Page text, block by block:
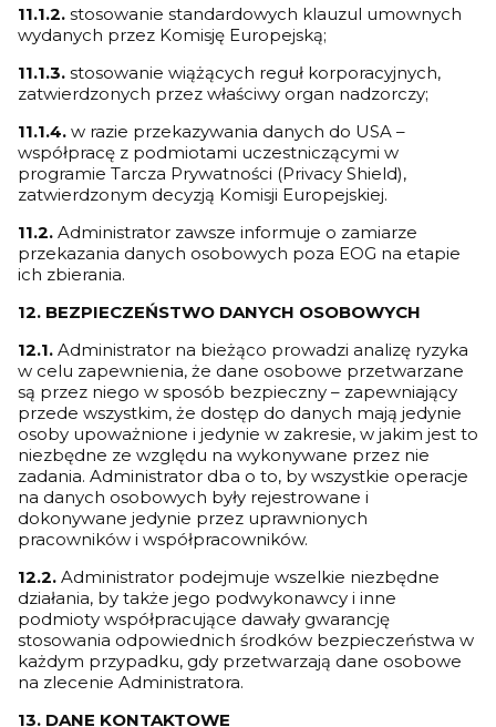
11.1.2. stosowanie standardowych klauzul umownych
wydanych przez Komisję Europejską;
11.1.3. stosowanie wiążących reguł korporacyjnych,
zatwierdzonych przez właściwy organ nadzorczy;
11.1.4. w razie przekazywania danych do USA –
współpracę z podmiotami uczestniczącymi w
programie Tarcza Prywatności (Privacy Shield),
zatwierdzonym decyzją Komisji Europejskiej.
11.2. Administrator zawsze informuje o zamiarze
przekazania danych osobowych poza EOG na etapie
ich zbierania.
12. BEZPIECZEŃSTWO DANYCH OSOBOWYCH
12.1. Administrator na bieżąco prowadzi analizę ryzyka
w celu zapewnienia, że dane osobowe przetwarzane
są przez niego w sposób bezpieczny – zapewniający
przede wszystkim, że dostęp do danych mają jedynie
osoby upoważnione i jedynie w zakresie, w jakim jest to
niezbędne ze względu na wykonywane przez nie
zadania. Administrator dba o to, by wszystkie operacje
na danych osobowych były rejestrowane i
dokonywane jedynie przez uprawnionych
pracowników i współpracowników.
12.2. Administrator podejmuje wszelkie niezbędne
działania, by także jego podwykonawcy i inne
podmioty współpracujące dawały gwarancję
stosowania odpowiednich środków bezpieczeństwa w
każdym przypadku, gdy przetwarzają dane osobowe
na zlecenie Administratora.
13. DANE KONTAKTOWE